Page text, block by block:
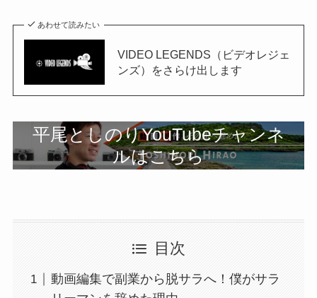
あわせて読みたい
VIDEO LEGENDS（ビデオレジェ
ンズ）をさらけ出します
平尾としのりYouTubeチャンネ
ルはこちら
目次
動画編集で副業から脱サラへ！僕がサラ